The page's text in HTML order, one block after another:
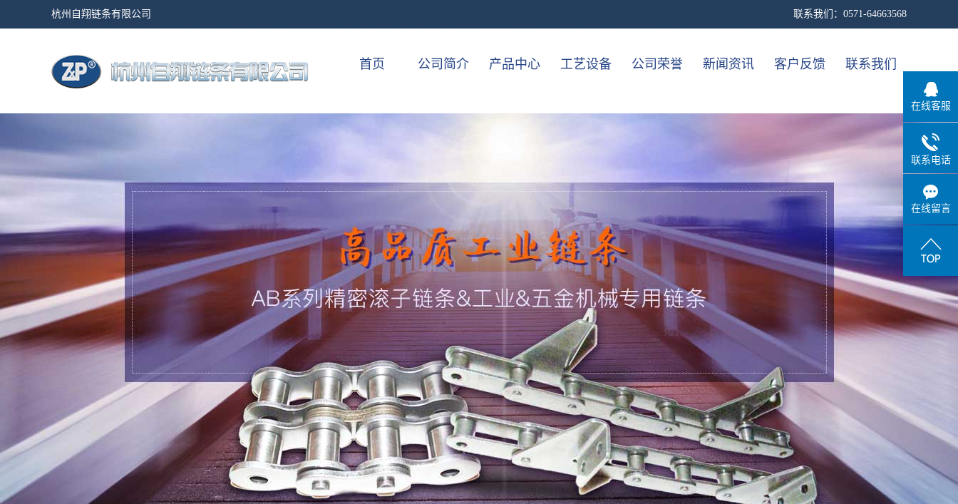
杭州自翔链条有限公司 联系我们：0571-64663568
首页 公司简介
公司简介
产品中心
上海04C-415H系
上海10A 10B系列
上海12A 12B系列
上海16A 16B系列
上海24A 24B系列
上海28A 28B系列
上海32A 32B系列
上海40A 40B系列
上海48A 48B系列
上海S38系列农机
链
上海41.3与
CA555系列
工艺设备
一级案例
公司荣誉
一级案例
新闻资讯
公司新闻
技术知识
客户反馈 联系我们
在线客服
联系电话
在线留言